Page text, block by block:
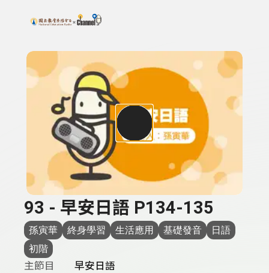
上方功能區塊
搜尋關鍵字：可輸入節目名稱、主持人或關鍵字
93 - 早安日語 P134-135
孫寅華 終身學習 生活應用 基礎發音
日語
初階
主節目
早安日語